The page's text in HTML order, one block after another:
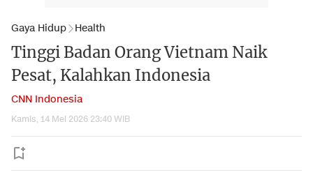
Gaya Hidup Health
Tinggi Badan Orang Vietnam Naik
Pesat, Kalahkan Indonesia
CNN Indonesia
Kamis, 14 Mei 2026 23:40 WIB